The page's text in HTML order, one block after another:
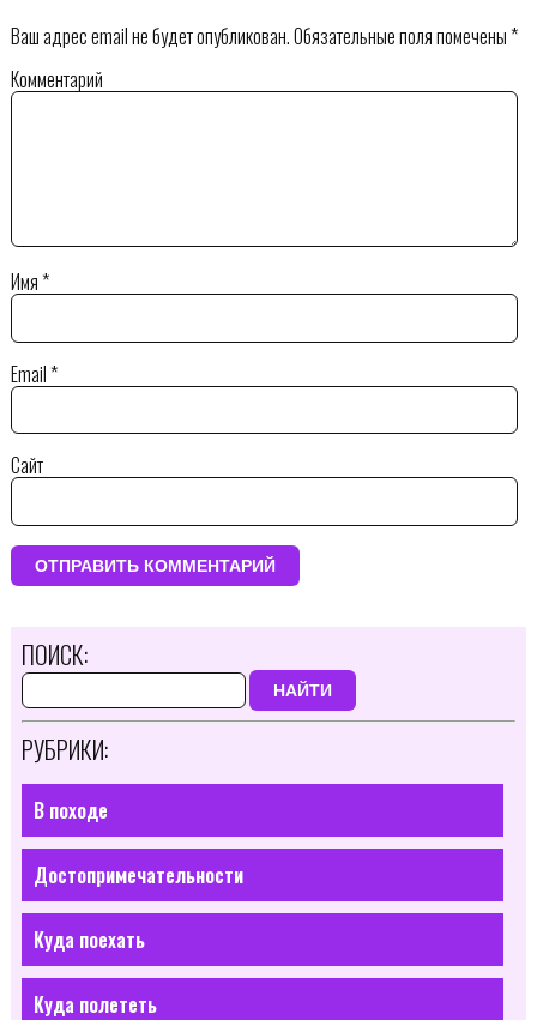
Ваш адрес email не будет опубликован.Обязательные поля помечены*
Комментарий
Имя*
Email*
Сайт
ПОИСК:
НАЙТИ
РУБРИКИ:
В походе
Достопримечательности
Куда поехать
Куда полететь